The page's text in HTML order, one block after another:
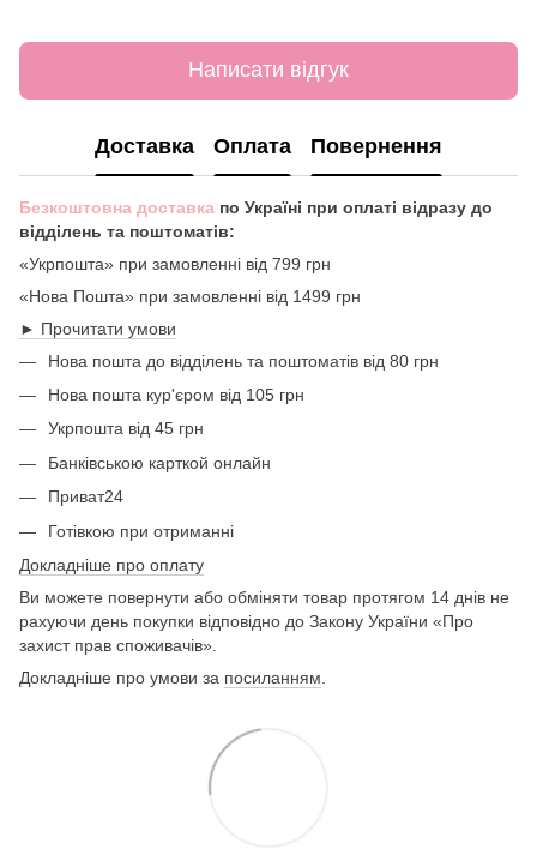
Написати відгук
Доставка Оплата Повернення
Безкоштовна доставка по Україні при оплаті відразу до
відділень та поштоматів:
«Укрпошта» при замовленні від 799 грн
«Нова Пошта» при замовленні від 1499 грн
► Прочитати умови
Нова пошта до відділень та поштоматів від 80 грн
Нова пошта кур'єром від 105 грн
Укрпошта від 45 грн
Банківською карткой онлайн
Приват24
Готівкою при отриманні
Докладніше про оплату
Ви можете повернути або обміняти товар протягом 14 днів не
рахуючи день покупки відповідно до Закону України «Про
захист прав споживачів».
Докладніше про умови за посиланням